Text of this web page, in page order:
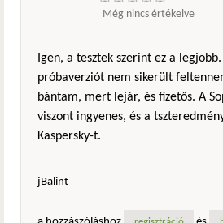
Még nincs értékelve
Igen, a tesztek szerint ez a
próbaverziót nem sikerült
bántam, mert lejár, és fizetős. A
viszont ingyenes, és a
Kaspersky-t.
jBalint